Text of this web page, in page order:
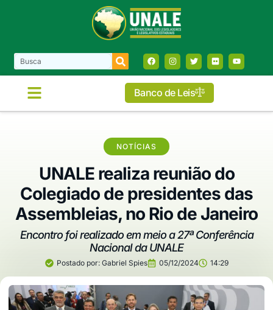
Banco de Leis
NOTÍCIAS
UNALE realiza reunião do
Colegiado de presidentes das
Assembleias, no Rio de Janeiro
Encontro foi realizado em meio a 27ª Conferência
Nacional da UNALE
Postado por:Gabriel Spies 05/12/2024 14:29